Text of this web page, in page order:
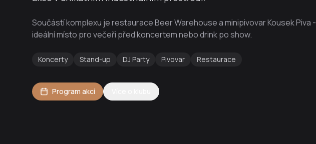
Součástí komplexu je restaurace Beer Warehouse a minipivovar Kousek Piva -
ideální místo pro večeři před koncertem nebo drink po show.
Koncerty Stand-up DJ Party Pivovar Restaurace
Program akcí